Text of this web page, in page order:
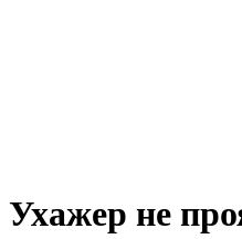
Ухажер не